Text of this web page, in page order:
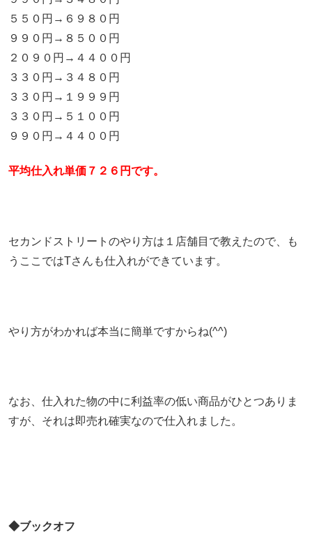
５５０円→６９８０円
９９０円→８５００円
２０９０円→４４００円
３３０円→３４８０円
３３０円→１９９９円
３３０円→５１００円
９９０円→４４００円
平均仕入れ単価７２６円です。
セカンドストリートのやり方は１店舗目で教えたので、も
うここではTさんも仕入れができています。
やり方がわかれば本当に簡単ですからね(^^)
なお、仕入れた物の中に利益率の低い商品がひとつありま
すが、それは即売れ確実なので仕入れました。
◆ブックオフ